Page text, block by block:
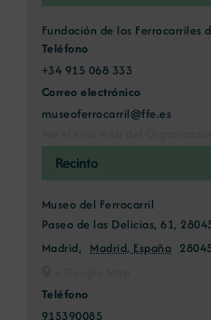
Recinto
Museo del Ferrocarril
Paseo de las Delicias, 61,
Madrid, Madrid, España 28045
Teléfono
915390085
Fundación de los Ferrocarriles
Teléfono
+34 915 068 333
Correo electrónico
museoferrocarril@ffe.es